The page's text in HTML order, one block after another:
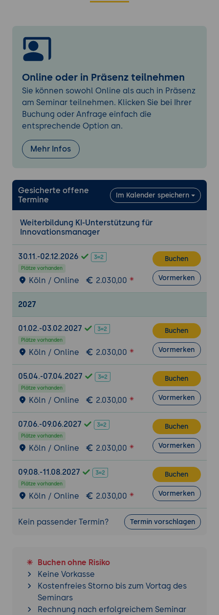
Prototyping und Simulation
Virtuelle Tests und Simulationen
Generative Design-Ansätze
Innovationsprojekt-Management
KI-gestützte Ressourcenplanung
Risikoanalyse und Erfolgsprognosen
Automatisierte
Projektfortschrittskontrolle
Kooperations- und Ökosystem-Analyse
KI-identifizierte Partnerschaftspotenziale
Forschungseinrichtungen
Netzwerkanalyse für Innovationscluster
Zukunftsfähigkeit von Innovationen
Nachhaltigkeitsbewertung mit KI
Resilienzanalyse von
Innovationskonzepten
Langfristige Wirkungsprognosen
Praxisübung
Innovationsworkshops
Generierung innovativer Lösungskonzepte
Bewertung und Priorisierung der Ideen
Online oder in Präsenz teilnehmen
Sie können sowohl Online als auch in Präsenz
am Seminar teilnehmen. Klicken Sie bei Ihrer
Buchung oder Anfrage einfach die
entsprechende Option an.
Mehr Infos
Gesicherte offene
Termine
Im Kalender speichern
Weiterbildung KI-Unterstützung für
Innovationsmanager
30.11.-02.12.2026
Plätze vorhanden
Köln / Online 2.030,00
Buchen
Vormerken
2027
01.02.-03.02.2027
Plätze vorhanden
Köln / Online 2.030,00
Buchen
Vormerken
05.04.-07.04.2027
Plätze vorhanden
Köln / Online 2.030,00
Buchen
Vormerken
07.06.-09.06.2027
Plätze vorhanden
Köln / Online 2.030,00
Buchen
Vormerken
09.08.-11.08.2027
Plätze vorhanden
Köln / Online 2.030,00
Buchen
Vormerken
Kein passender Termin? Termin vorschlagen
Buchen ohne Risiko
Keine Vorkasse
Kostenfreies Storno bis zum Vortag des
Seminars
Rechnung nach erfolgreichem Seminar